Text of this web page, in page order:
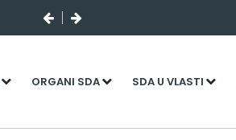
ORGANI SDA SDA U VLASTI